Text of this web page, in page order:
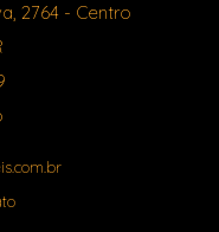
2764- Centro